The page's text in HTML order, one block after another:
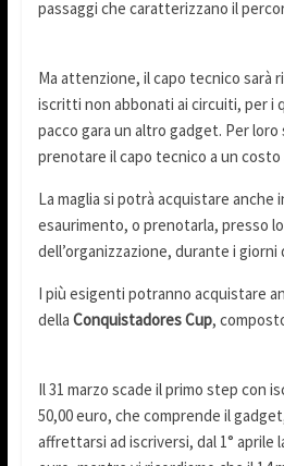
passaggi che caratterizzano il
Ma attenzione, il capo tecnico sarà
iscritti non abbonati ai circuiti, per i
pacco gara un altro gadget. Per
prenotare il capo tecnico a un costo
La maglia si potrà acquistare anche
esaurimento, o prenotarla, presso
dell’organizzazione, durante i
I più esigenti potranno acquistare
della Conquistadores Cup,
Il 31 marzo scade il primo step con
50,00 euro, che comprende il
affrettarsi ad iscriversi, dal 1° aprile